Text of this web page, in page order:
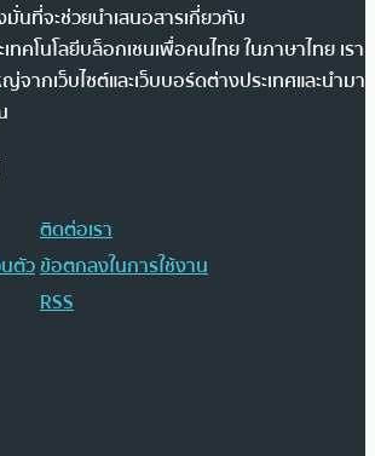
นที่จะช่วยนำเสนอสารเกี่ยวกับ
ทคโนโลยีบล็อกเชนเพื่อคนไทย ในภาษาไทย เรา
ากเว็บไซต์และเว็บบอร์ดต่างประเทศและนำมา
ติดต่อเรา
ตัวข้อตกลงในการใช้งาน
RSS